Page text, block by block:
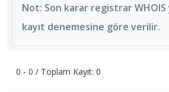
Not: Son karar registrar WHOIS
kayıt denemesine göre verilir.
0 - 0 / Toplam Kayıt: 0